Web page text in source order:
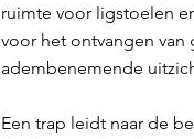
ruimte voor ligstoelen
voor het ontvangen van
adembenemende
Een trap leidt naar de